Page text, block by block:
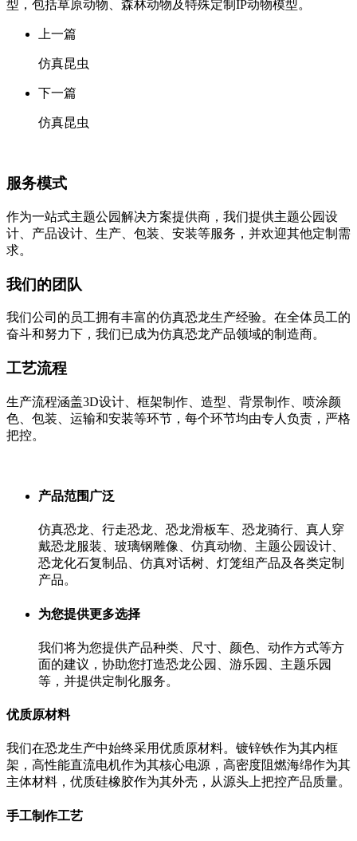
型，包括草原动物、森林动物及特殊定制IP动物模型。
上一篇
仿真昆虫
下一篇
仿真昆虫
服务模式
作为一站式主题公园解决方案提供商，我们提供主题公园设
计、产品设计、生产、包装、安装等服务，并欢迎其他定制需
求。
我们的团队
我们公司的员工拥有丰富的仿真恐龙生产经验。在全体员工的
奋斗和努力下，我们已成为仿真恐龙产品领域的制造商。
工艺流程
生产流程涵盖3D设计、框架制作、造型、背景制作、喷涂颜
色、包装、运输和安装等环节，每个环节均由专人负责，严格
把控。
产品范围广泛
仿真恐龙、行走恐龙、恐龙滑板车、恐龙骑行、真人穿
戴恐龙服装、玻璃钢雕像、仿真动物、主题公园设计、
恐龙化石复制品、仿真对话树、灯笼组产品及各类定制
产品。
为您提供更多选择
我们将为您提供产品种类、尺寸、颜色、动作方式等方
面的建议，协助您打造恐龙公园、游乐园、主题乐园
等，并提供定制化服务。
优质原材料
我们在恐龙生产中始终采用优质原材料。镀锌铁作为其内框
架，高性能直流电机作为其核心电源，高密度阻燃海绵作为其
主体材料，优质硅橡胶作为其外壳，从源头上把控产品质量。
手工制作工艺